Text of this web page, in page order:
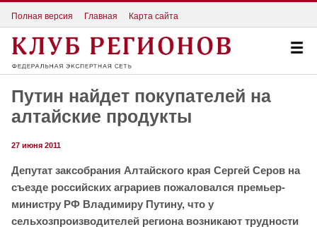
Полная версия Главная Карта сайта
Путин найдет покупателей на
алтайские продукты
27 июня 2011
Депутат заксобрания Алтайского края Сергей Серов на
съезде российских аграриев пожаловался премьер-
министру РФ Владимиру Путину, что у
сельхозпроизводителей региона возникают трудности